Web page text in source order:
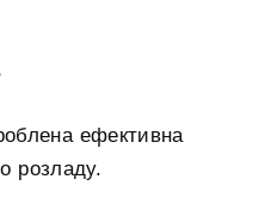
ефективна
розладу.